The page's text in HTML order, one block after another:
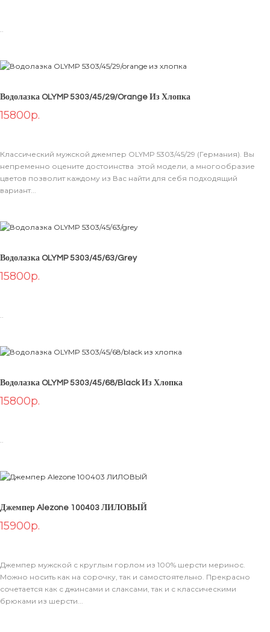
..
Водолазка OLYMP 5303/45/29/orange Из Хлопка
15800р.
Классический мужской джемпер OLYMP 5303/45/29 (Германия). Вы
непременно оцените достоинства этой модели, а многообразие
цветов позволит каждому из Вас найти для себя подходящий
вариант...
Водолазка OLYMP 5303/45/63/grey
15800р.
..
Водолазка OLYMP 5303/45/68/black Из Хлопка
15800р.
..
Джемпер Alezone 100403 ЛИЛОВЫЙ
15900р.
Джемпер мужской с круглым горлом из 100% шерсти меринос.
Можно носить как на сорочку, так и самостоятельно. Прекрасно
сочетается как с джинсами и слаксами, так и с классическими
брюками из шерсти...